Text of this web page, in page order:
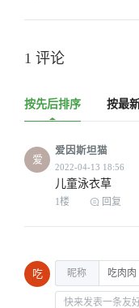
1 评论
按先后排序 按最
爱
爱因斯坦猫
儿童泳衣草
1楼 回复
吃 昵称